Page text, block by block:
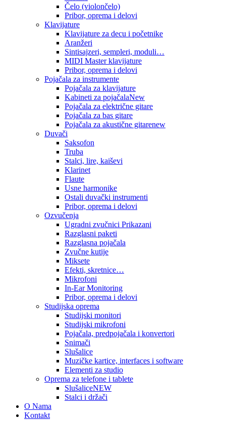
Čelo (violončelo)
Pribor, oprema i delovi
Klavijature
Klavijature za decu i početnike
Aranžeri
Sintisajzeri, sempleri, moduli…
MIDI Master klavijature
Pribor, oprema i delovi
Pojačala za instrumente
Pojačala za klavijature
Kabineti za pojačalaNew
Pojačala za električne gitare
Pojačala za bas gitare
Pojačala za akustične gitarenew
Duvači
Saksofon
Truba
Stalci, lire, kaiševi
Klarinet
Flaute
Usne harmonike
Ostali duvački instrumenti
Pribor, oprema i delovi
Ozvučenja
Ugradni zvučnici Prikazani
Razglasni paketi
Razglasna pojačala
Zvučne kutije
Miksete
Efekti, skretnice…
Mikrofoni
In-Ear Monitoring
Pribor, oprema i delovi
Studijska oprema
Studijski monitori
Studijski mikrofoni
Pojačala, predpojačala i konvertori
Snimači
Slušalice
Muzičke kartice, interfaces i software
Elementi za studio
Oprema za telefone i tablete
SlušaliceNEW
Stalci i držači
O Nama
Kontakt